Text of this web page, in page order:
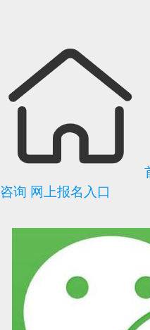
可信网站信用评 网
咨询 网上报名入口